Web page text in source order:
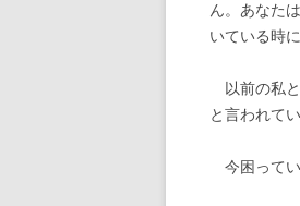
ん。あなた
いている時
以前の私と
と言われてい
今困ってい